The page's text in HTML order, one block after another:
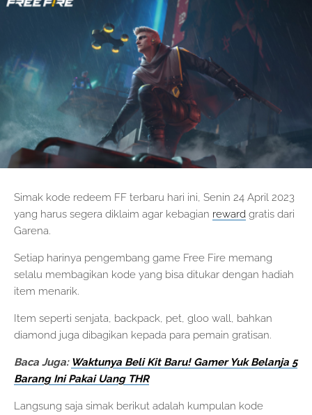
Simak kode redeem FF terbaru hari ini, Senin 24 April 2023
yang harus segera diklaim agar kebagian reward gratis dari
Garena.
Setiap harinya pengembang game Free Fire memang
selalu membagikan kode yang bisa ditukar dengan hadiah
item menarik.
Item seperti senjata, backpack, pet, gloo wall, bahkan
diamond juga dibagikan kepada para pemain gratisan.
Baca Juga: Waktunya Beli Kit Baru! Gamer Yuk Belanja 5
Barang Ini Pakai Uang THR
Langsung saja simak berikut adalah kumpulan kode